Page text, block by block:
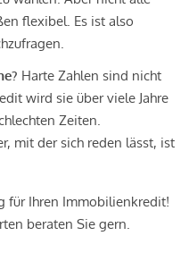
flexibel. Es ist also
Harte Zahlen sind nicht
wird sie über viele Jahre
Zeiten.
mit der sich reden lässt, ist
für Ihren Immobilienkredit!
beraten Sie gern.